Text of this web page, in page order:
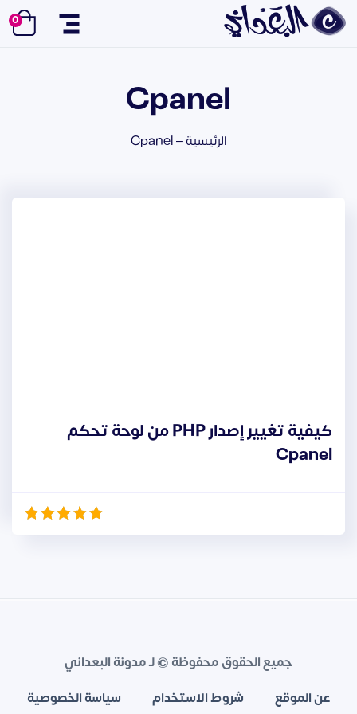
القائمة
0
Cpanel
الرئيسية–
Cpanel
كيفية تغيير إصدار PHP من لوحة تحكم
Cpanel
جميع الحقوق محفوظة © لـ مدونة البعداني
عن الموقع
شروط الاستخدام سياسة الخصوصية